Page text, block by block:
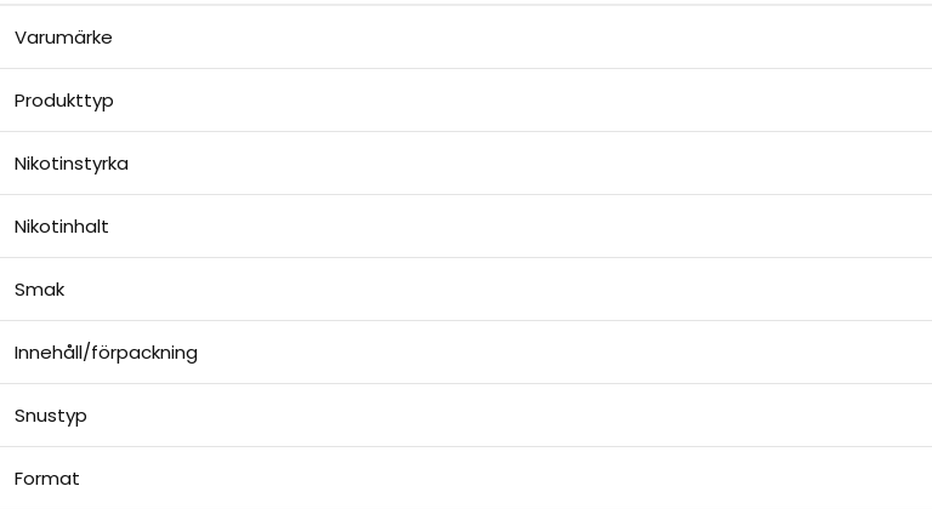
Varumärke
Produkttyp
Nikotinstyrka
Nikotinhalt
Smak
Innehåll/förpackning
Snustyp
Format